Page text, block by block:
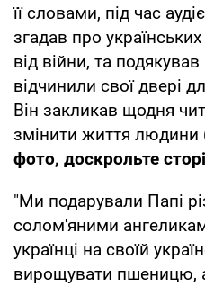
її словами, під час
згадав про
від війни, та
відчинили свої двері
Він закликав щодня
змінити життя людини
фото, доскрольте
"Ми подарували Папі
солом'яними
українці на своїй
вирощувати пшеницю,